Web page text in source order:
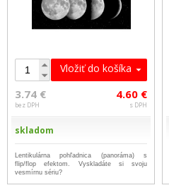
Vložiť do košíka
3.74 €
bez DPH
4.60 €
s DPH
skladom
Lentikulárna pohľadnica (panoráma) s
flip/flop efektom. Vyskladáte si svoju
vesmírnu sériu?